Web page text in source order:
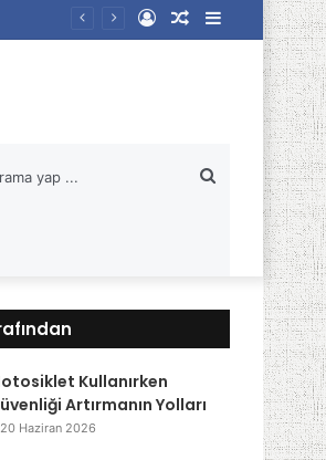
Kenar
Bölmesi
Rastgele
Kayıt
...
Kullanırken
Artırmanın Yolları
20 Haziran 2026